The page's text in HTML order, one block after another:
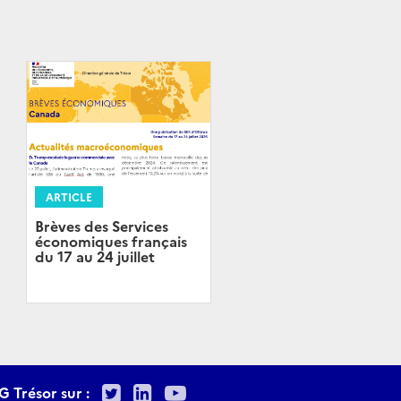
ARTICLE
Brèves des Services
économiques français
du 17 au 24 juillet
Trésor sur : TwitterLinkedIn
Youtube